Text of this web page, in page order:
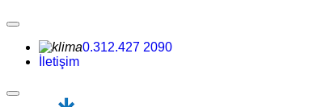
0.312.427 2090
İletişim